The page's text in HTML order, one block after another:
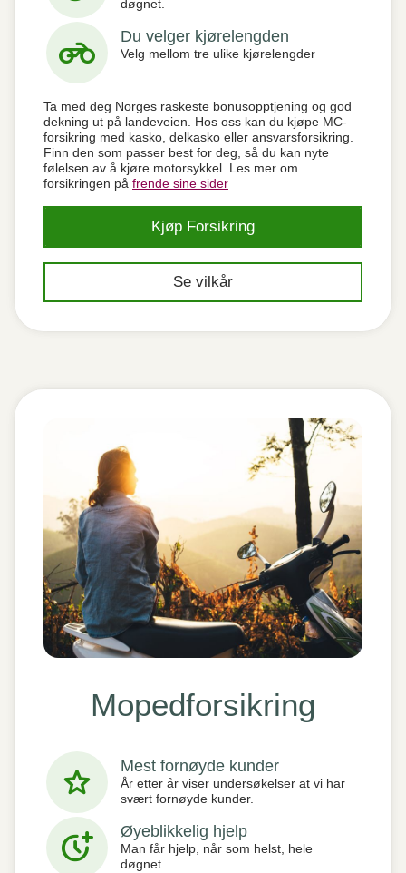
døgnet.
motorcycle Du velger kjørelengden
Velg mellom tre ulike kjørelengder
Ta med deg Norges raskeste bonusopptjening og god
dekning ut på landeveien. Hos oss kan du kjøpe MC-
forsikring med kasko, delkasko eller ansvarsforsikring.
Finn den som passer best for deg, så du kan nyte
følelsen av å kjøre motorsykkel. Les mer om
forsikringen på frende sine sider
Kjøp Forsikring
Se vilkår
Mopedforsikring
star Mest fornøyde kunder
År etter år viser undersøkelser at vi har
svært fornøyde kunder.
more_time Øyeblikkelig hjelp
Man får hjelp, når som helst, hele
døgnet.